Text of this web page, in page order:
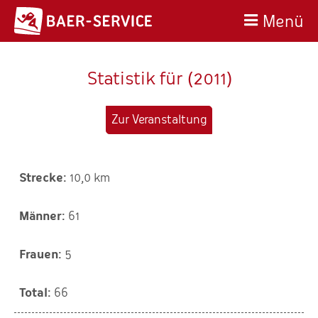
Menü
Statistik für (2011)
Zur Veranstaltung
10,0 km
61
5
66